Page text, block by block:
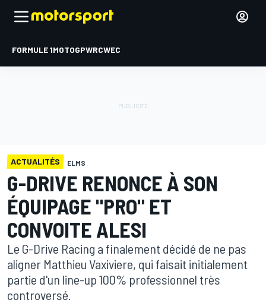
FORMULE 1MOTOGPWRCWEC
ACTUALITÉS ELMS
G-DRIVE RENONCE À SON
ÉQUIPAGE "PRO" ET
CONVOITE ALESI
Le G-Drive Racing a finalement décidé de ne pas
aligner Matthieu Vaxiviere, qui faisait initialement
partie d'un line-up 100% professionnel très
controversé.